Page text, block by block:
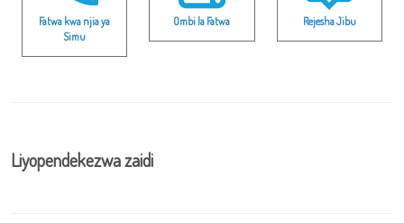
Fatwa kwa njia ya
Simu
Ombi la Fatwa Rejesha Jibu
Liyopendekezwa zaidi